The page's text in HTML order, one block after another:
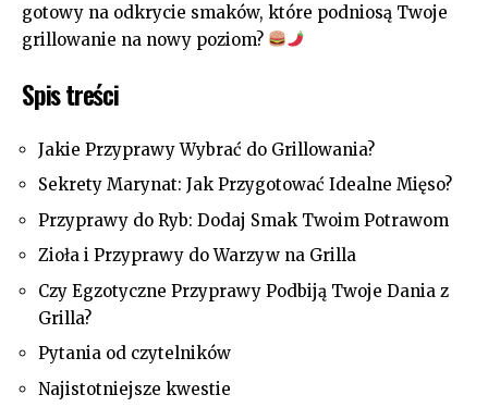
gotowy na odkrycie smaków, które ⁣podniosą Twoje
grillowanie na nowy⁢ poziom?
Spis treści
Jakie Przyprawy⁤ Wybrać do Grillowania? ⁣
Sekrety‌ Marynat: Jak Przygotować Idealne Mięso?
Przyprawy ‌do Ryb: Dodaj ‌Smak Twoim Potrawom
Zioła i ​Przyprawy do‌ Warzyw na Grilla
Czy Egzotyczne Przyprawy Podbiją Twoje Dania z
Grilla?
Pytania od ⁤czytelników
Najistotniejsze kwestie